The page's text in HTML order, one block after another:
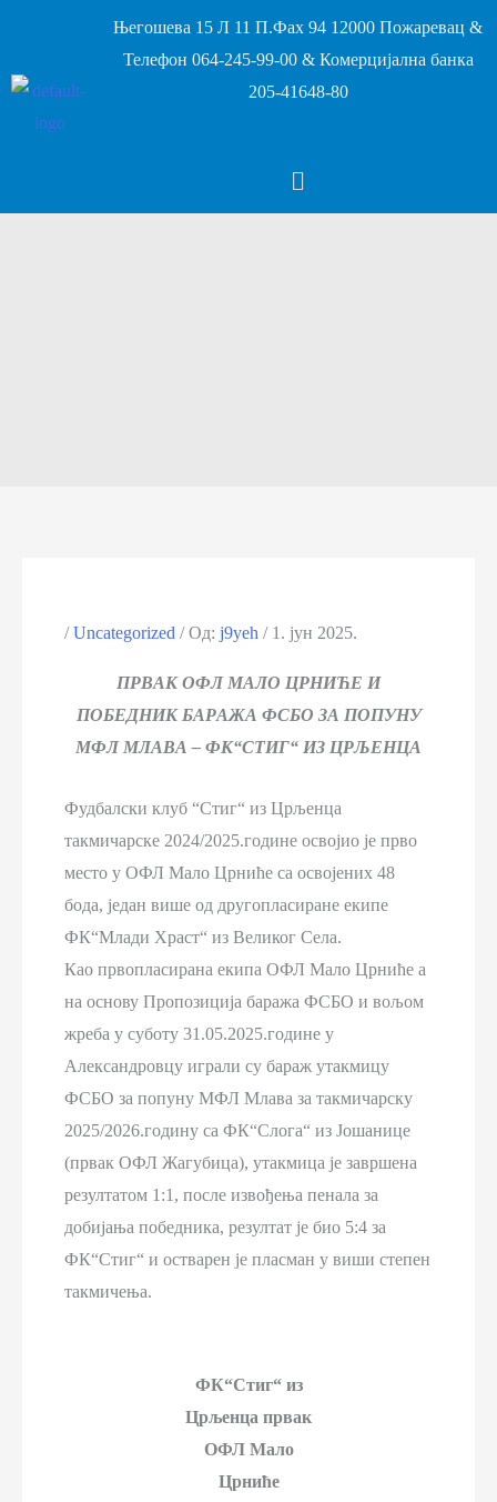
Његошева 15 Л 11 П.Фах 94 12000 Пожаревац &
Телефон 064-245-99-00 & Комерцијална банка
205-41648-80
/Uncategorized / Од: j9yeh/ 1. јун 2025.
ПРВАК ОФЛ МАЛО ЦРНИЋЕ И
ПОБЕДНИК БАРАЖА ФСБО ЗА ПОПУНУ
МФЛ МЛАВА – ФК“СТИГ“ ИЗ ЦРЉЕНЦА
Фудбалски клуб “Стиг“ из Црљенца
такмичарске 2024/2025.године освојио је прво
место у ОФЛ Мало Црниће са освојених 48
бода, један више од другопласиране екипе
ФК“Млади Храст“ из Великог Села.
Као првопласирана екипа ОФЛ Мало Црниће а
на основу Пропозиција баража ФСБО и вољом
жреба у суботу 31.05.2025.године у
Александровцу играли су бараж утакмицу
ФСБО за попуну МФЛ Млава за такмичарску
2025/2026.годину са ФК“Слога“ из Јошанице
(првак ОФЛ Жагубица), утакмица је завршена
резултатом 1:1, после извођења пенала за
добијања победника, резултат је био 5:4 за
ФК“Стиг“ и остварен је пласман у виши степен
такмичења.
ФК“Стиг“ из
Црљенца првак
ОФЛ Мало
Црниће